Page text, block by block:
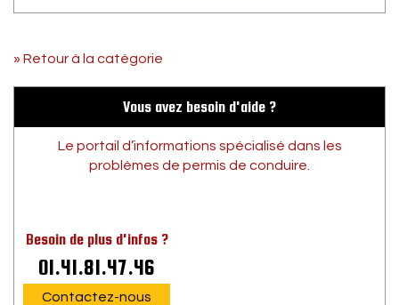
» Retour à la catégorie
Vous avez besoin d'aide ?
Le portail d’informations spécialisé dans les
problèmes de permis de conduire.
Besoin de plus d'infos ?
01.41.81.47.46
Contactez-nous